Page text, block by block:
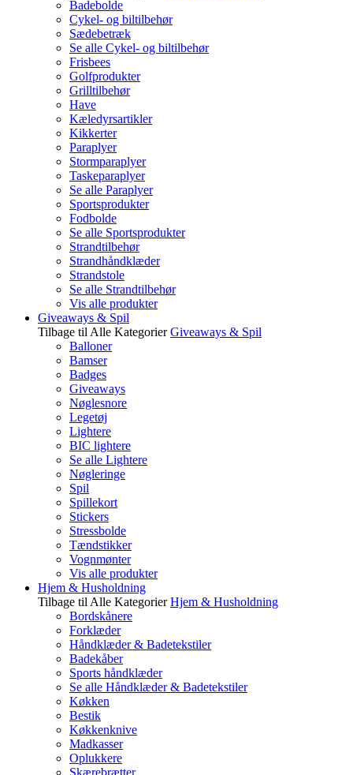
Badebolde
Cykel- og biltilbehør
Sædebetræk
Se alle Cykel- og biltilbehør
Frisbees
Golfprodukter
Grilltilbehør
Have
Kæledyrsartikler
Kikkerter
Paraplyer
Stormparaplyer
Taskeparaplyer
Se alle Paraplyer
Sportsprodukter
Fodbolde
Se alle Sportsprodukter
Strandtilbehør
Strandhåndklæder
Strandstole
Se alle Strandtilbehør
Vis alle produkter
Giveaways & Spil
Tilbage til Alle Kategorier Giveaways & Spil
Balloner
Bamser
Badges
Giveaways
Nøglesnore
Legetøj
Lightere
BIC lightere
Se alle Lightere
Nøgleringe
Spil
Spillekort
Stickers
Stressbolde
Tændstikker
Vognmønter
Vis alle produkter
Hjem & Husholdning
Tilbage til Alle Kategorier Hjem & Husholdning
Bordskånere
Forklæder
Håndklæder & Badetekstiler
Badekåber
Sports håndklæder
Se alle Håndklæder & Badetekstiler
Køkken
Bestik
Køkkenknive
Madkasser
Oplukkere
Skærebrætter